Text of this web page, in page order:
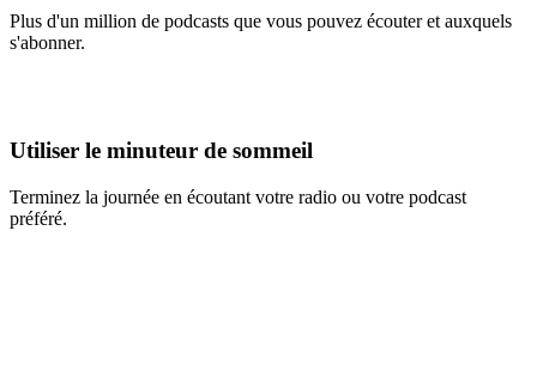
Plus d'un million de podcasts que vous pouvez écouter et auxquels
s'abonner.
Utiliser le minuteur de sommeil
Terminez la journée en écoutant votre radio ou votre podcast
préféré.